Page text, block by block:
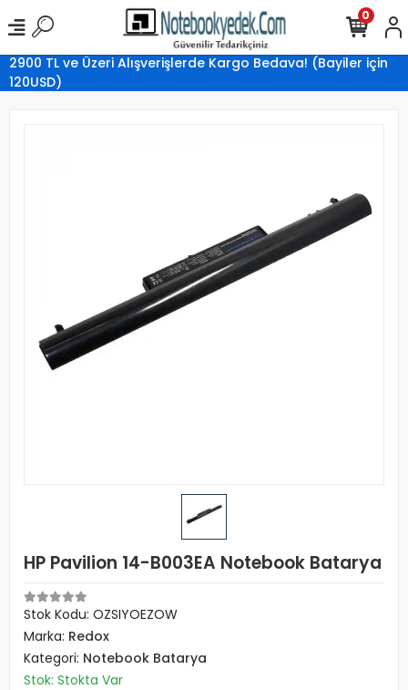
2900 TL ve Üzeri Alışverişlerde Kargo Bedava! (Bayiler için
120USD)
0
HP Pavilion 14-B003EA Notebook Batarya
Stok Kodu: OZSIYOEZOW
Marka: Redox
Kategori: Notebook Batarya
Stok: Stokta Var